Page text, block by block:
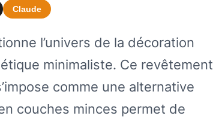
Claude
l’univers de la décoration
minimaliste. Ce revêtement
comme une alternative
couches minces permet de